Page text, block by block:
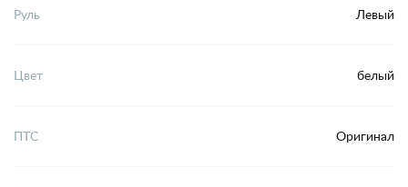
Руль Левый
Цвет белый
ПТС Оригинал